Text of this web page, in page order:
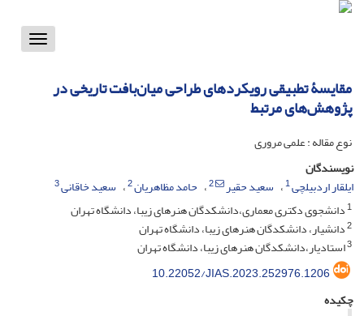
Toggle
مقایسۀ تطبیقی رویکردهای طراحی میان‌بافت تاریخی در
پژوهش‌های مرتبط
نوع مقاله : علمی مروری
نویسندگان
ایلقار اردبیلچی1 سعید حقیر 2 حامد مظاهریان2 سعید خاقانی3
1دانشجوی دکتری معماری،دانشکدگان هنرهای زیبا، دانشگاه تهران
2دانشیار، دانشکدگان هنرهای زیبا، دانشگاه تهران
3استادیار،دانشکدگان هنرهای زیبا، دانشگاه تهران
10.22052/JIAS.2023.252976.1206
چکیده